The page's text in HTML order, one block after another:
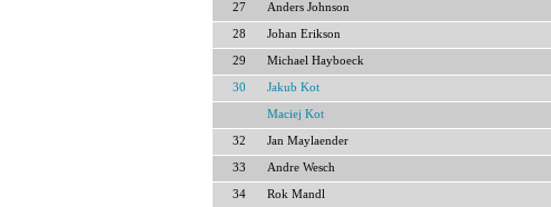
27 Anders Johnson
28 Johan Erikson
29 Michael Hayboeck
30 Jakub Kot
Maciej Kot
32 Jan Maylaender
33 Andre Wesch
34 Rok Mandl